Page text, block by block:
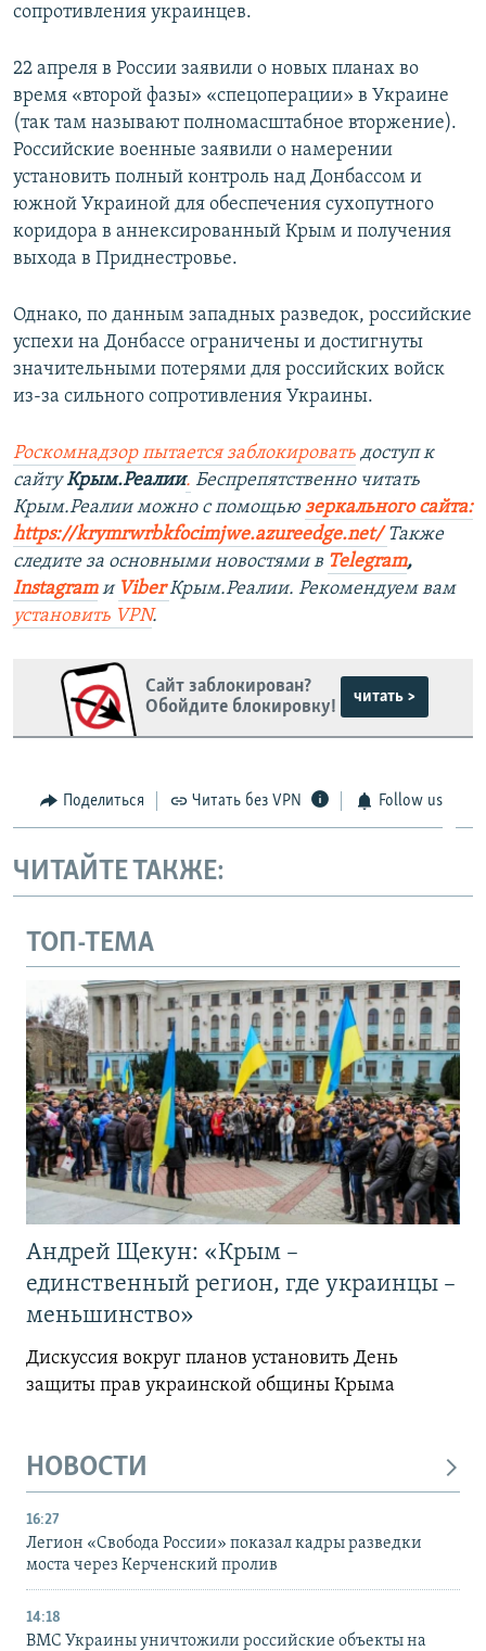
сопротивления украинцев.
22 апреля в России заявили о новых планах во
время «второй фазы» «спецоперации» в Украине
(так там называют полномасштабное вторжение).
Российские военные заявили о намерении
установить полный контроль над Донбассом и
южной Украиной для обеспечения сухопутного
коридора в аннексированный Крым и получения
выхода в Приднестровье.
Однако, по данным западных разведок, российские
успехи на Донбассе ограничены и достигнуты
значительными потерями для российских войск
из-за сильного сопротивления Украины.
Роскомнадзор пытается заблокировать доступ к
сайтуКрым.Реалии. Беспрепятственно читать
Крым.Реалии можно с помощью зеркального сайта:
https://krymrwrbkfocimjwe.azureedge.net/ Также
следите за основными новостями в Telegram,
Instagram и ViberКрым.Реалии. Рекомендуем вам
установить VPN.
Сайт заблокирован?
Обойдите блокировку!
читать >
Поделиться Читать без VPN Follow us
ЧИТАЙТЕ ТАКЖЕ:
ТОП-ТЕМА
Андрей Щекун: «Крым –
единственный регион, где украинцы –
меньшинство»
Дискуссия вокруг планов установить День
защиты прав украинской общины Крыма
НОВОСТИ
16:27
Легион «Свобода России» показал кадры разведки
моста через Керченский пролив
14:18
ВМС Украины уничтожили российские объекты на